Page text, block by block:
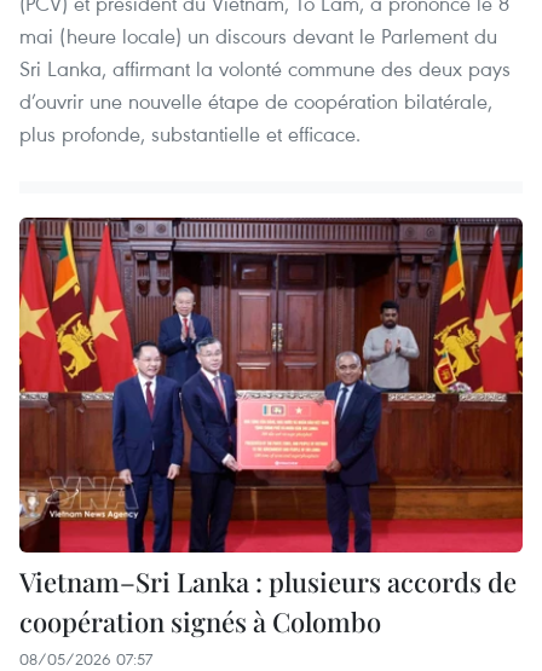
mai (heure locale) un discours devant le Parlement du
Sri Lanka, affirmant la volonté commune des deux pays
d’ouvrir une nouvelle étape de coopération bilatérale,
plus profonde, substantielle et efficace.
Vietnam–Sri Lanka : plusieurs accords de
coopération signés à Colombo
08/05/2026 07:57